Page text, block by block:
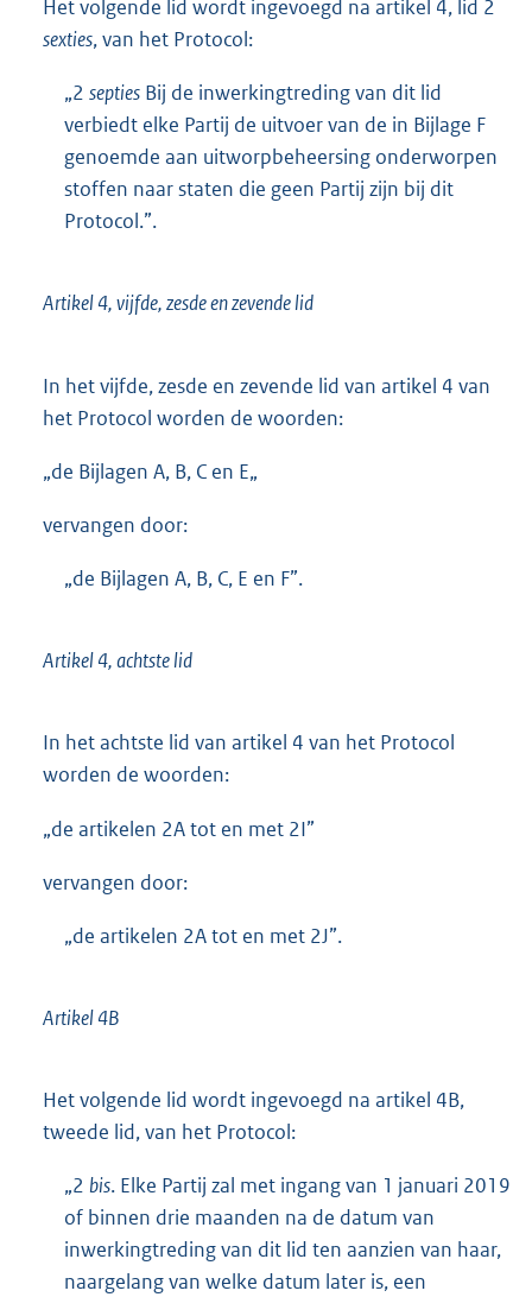
Het volgende lid wordt ingevoegd na artikel 4, lid 2
sexties, van het Protocol:
„2 septies Bij de inwerkingtreding van dit lid
verbiedt elke Partij de uitvoer van de in Bijlage F
genoemde aan uitworpbeheersing onderworpen
stoffen naar staten die geen Partij zijn bij dit
Protocol.”.
Artikel 4, vijfde, zesde en zevende lid
In het vijfde, zesde en zevende lid van artikel 4 van
het Protocol worden de woorden:
„de Bijlagen A, B, C en E„
vervangen door:
„de Bijlagen A, B, C, E en F”.
Artikel 4, achtste lid
In het achtste lid van artikel 4 van het Protocol
worden de woorden:
„de artikelen 2A tot en met 2I”
vervangen door:
„de artikelen 2A tot en met 2J”.
Artikel 4B
Het volgende lid wordt ingevoegd na artikel 4B,
tweede lid, van het Protocol:
„2 bis. Elke Partij zal met ingang van 1 januari 2019
of binnen drie maanden na de datum van
inwerkingtreding van dit lid ten aanzien van haar,
naargelang van welke datum later is, een